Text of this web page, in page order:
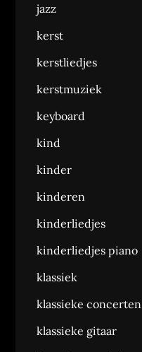
jazz
kerst
kerstliedjes
kerstmuziek
keyboard
kind
kinder
kinderen
kinderliedjes
kinderliedjes piano
klassiek
klassieke concerten
klassieke gitaar